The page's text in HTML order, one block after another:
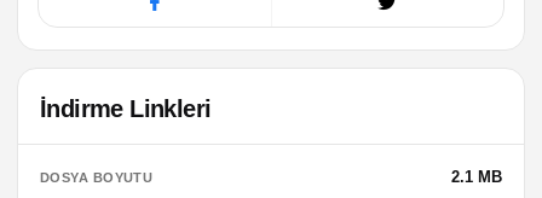
İndirme Linkleri
DOSYA BOYUTU 2.1 MB